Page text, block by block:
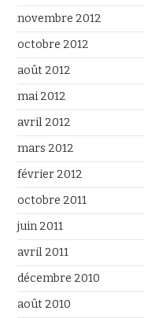
novembre 2012
octobre 2012
août 2012
mai 2012
avril 2012
mars 2012
février 2012
octobre 2011
juin 2011
avril 2011
décembre 2010
août 2010